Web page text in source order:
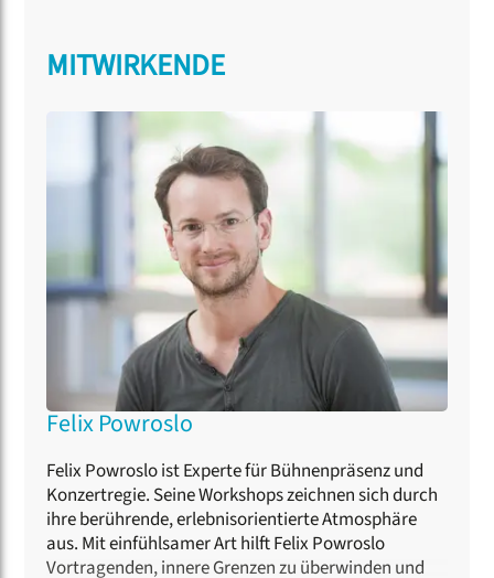
MITWIRKENDE
Felix Powroslo
Felix Powroslo ist Experte für Bühnenpräsenz und
Konzertregie. Seine Workshops zeichnen sich durch
ihre berührende, erlebnisorientierte Atmosphäre
aus. Mit einfühlsamer Art hilft Felix Powroslo
Vortragenden, innere Grenzen zu überwinden und